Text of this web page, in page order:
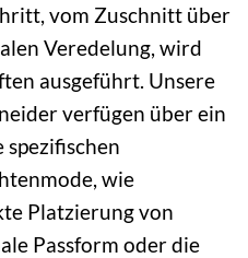
vom Zuschnitt über
Veredelung, wird
ausgeführt. Unsere
verfügen über ein
wie
Platzierung von
Passform oder die